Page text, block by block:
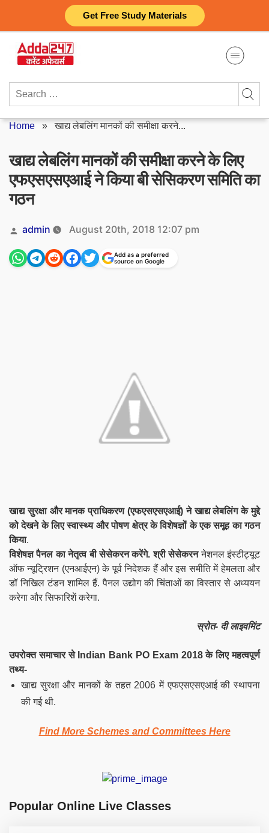
Get Free Study Materials
content
Search
Home »खाद्य लेबलिंग मानकों की समीक्षा करने...
खाद्य लेबलिंग मानकों की समीक्षा करने के लिए
एफएसएसएआई ने किया बी सेसिकरण समिति का
गठन
Posted
by
admin August 20th, 2018 12:07 pm
Add as a preferred
source on Google
खाद्य सुरक्षा और मानक प्राधिकरण (एफएसएसएआई) ने खाद्य लेबलिंग के मुद्दे
को देखने के लिए स्वास्थ्य और पोषण क्षेत्र के विशेषज्ञों के एक समूह का गठन
किया.
विशेषज्ञ पैनल का नेतृत्व बी सेसेकरन करेंगे. श्री सेसेकरननेशनल इंस्टीट्यूट
ऑफ न्यूट्रिशन (एनआईएन) के पूर्व निदेशक हैं और इस समीति में हेमलता और
डॉ निखिल टंडन शामिल हैं. पैनल उद्योग की चिंताओं का विस्तार से अध्ययन
करेगा और सिफारिशें करेगा.
स्रोत- दी लाइवमिंट
उपरोक्त समाचार से Indian Bank PO Exam 2018 के लिए महत्वपूर्ण
तथ्य-
खाद्य सुरक्षा और मानकों के तहत 2006 में एफएसएसएआई की स्थापना
की गई थी.
Find More Schemes and Committees Here
Popular Online Live Classes